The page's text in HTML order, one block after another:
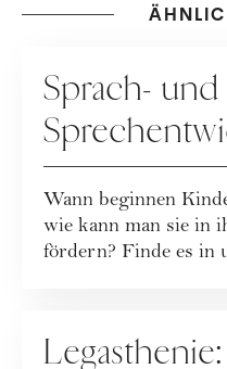
Sprach- und
Kind
Wann beginnen
wie kann man sie in
fördern? Finde es in